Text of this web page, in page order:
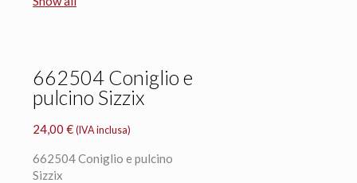
662504 Coniglio e
pulcino Sizzix
24,00 € (IVA inclusa)
662504 Coniglio e pulcino
Sizzix